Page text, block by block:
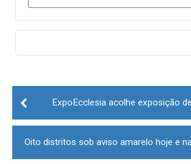
Post
navigationExpoEcclesia acolhe exposição